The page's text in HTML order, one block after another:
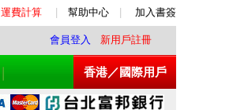
運費計算 幫助中心 加入書簽
會員登入 新用戶註冊
香港／國際用戶